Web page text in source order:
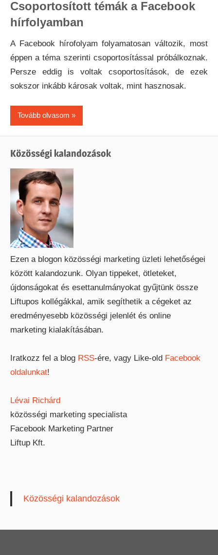
Csoportosított témák a Facebook
hírfolyamban
A Facebook hírofolyam folyamatosan változik, most
éppen a téma szerinti csoportosítással próbálkoznak.
Persze eddig is voltak csoportosítások, de ezek
sokszor inkább károsak voltak, mint hasznosak.
Tovább olvasom
Közösségi kalandozások
Ezen a blogon közösségi marketing üzleti lehetőségei
között kalandozunk. Olyan tippeket, ötleteket,
újdonságokat és esettanulmányokat gyűjtünk össze
Liftupos kollégákkal, amik segíthetik a cégeket az
eredményesebb közösségi jelenlét és online
marketing kialakításában.
Iratkozz fel a blog RSS-ére, vagy Like-old Facebook
oldalunkat!
Lévai Richárd
közösségi marketing specialista
Facebook Marketing Partner
Liftup Kft.
Közösségi kalandozások